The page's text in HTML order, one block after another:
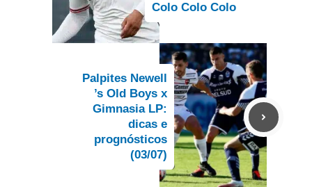
Colo Colo Colo
Palpites Newell
’s Old Boys x
Gimnasia LP:
dicas e
prognósticos
(03/07)